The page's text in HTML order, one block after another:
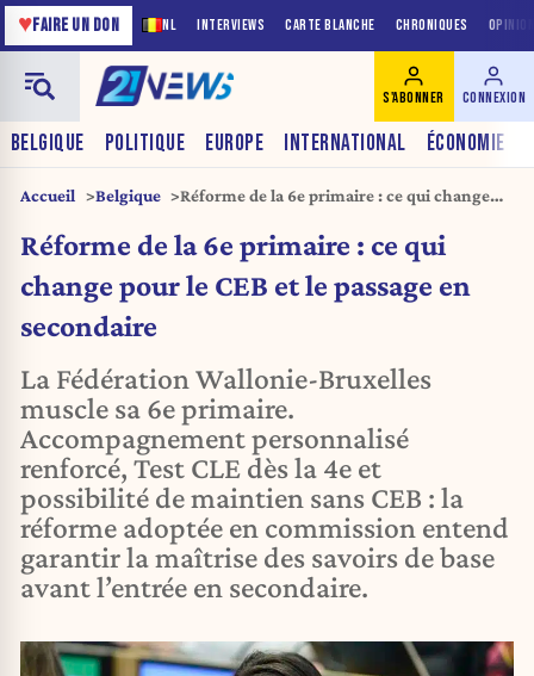
NL INTERVIEWS CARTE BLANCHE CHRONIQUES
♥FAIRE UN DON
BELGIQUE POLITIQUE EUROPE INTERNATIONAL ÉCONOMIE
S'ABONNER CONNEXION
Accueil Belgique
Réforme de la 6e primaire : ce qui change
Réforme de la 6e primaire : ce qui
change pour le CEB et le passage en
secondaire
La Fédération Wallonie-Bruxelles
muscle sa 6e primaire.
Accompagnement personnalisé
renforcé, Test CLE dès la 4e et
possibilité de maintien sans CEB : la
réforme adoptée en commission entend
garantir la maîtrise des savoirs de base
avant l’entrée en secondaire.